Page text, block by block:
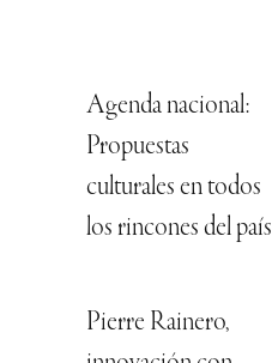
Agenda nacional:
Propuestas
culturales en todos
los rincones del país
Pierre Rainero,